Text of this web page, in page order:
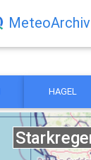
MeteoArchiv
HAGEL